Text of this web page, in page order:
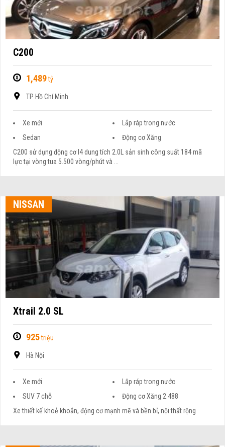
C200
1,489tỷ
TP Hồ Chí Minh
Xe mới
Lắp ráp trong nước
Sedan
Động cơ Xăng
C200 sử dụng động cơ I4 dung tích 2.0L sản sinh công suất 184 mã
lực tại vòng tua 5.500 vòng/phút và ...
NISSAN
Xtrail 2.0 SL
925triệu
Hà Nội
Xe mới
Lắp ráp trong nước
SUV 7 chỗ
Động cơ Xăng 2.488
Xe thiết kế khoẻ khoắn, động cơ mạnh mẽ và bền bỉ, nội thất rộng